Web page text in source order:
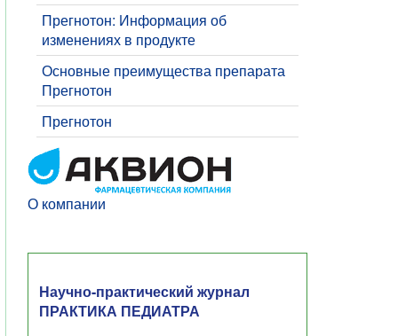
Прегнотон: Информация об
изменениях в продукте
Основные преимущества препарата
Прегнотон
Прегнотон
О компании
Научно-практический журнал
ПРАКТИКА ПЕДИАТРА